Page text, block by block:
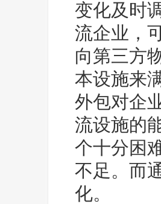
变化及时
流企业，
向第三方
本设施来
外包对企
流设施的
个十分困
不足。而
化。